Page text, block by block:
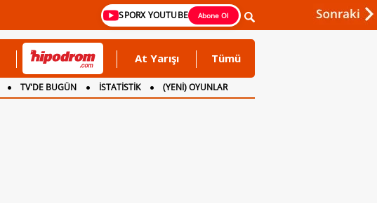
SPORX YOUTUBE Abone Ol
At Yarışı Tümü
TV'DE BUGÜN İSTATİSTİK
(YENİ) OYUNLAR